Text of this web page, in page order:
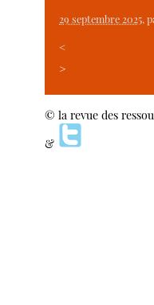
29 septembre 2025,
<
>
© la revue des
&